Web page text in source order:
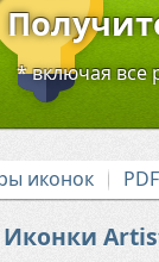
* включая все
иконок
Иконки